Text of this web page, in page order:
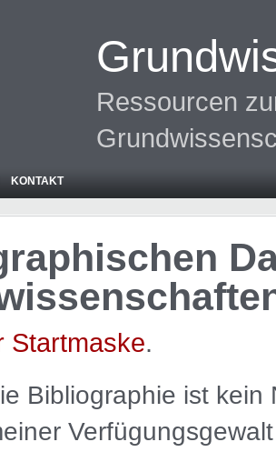
Ressourcen
KONTAKT
Startmaske.
Bibliographie ist kein